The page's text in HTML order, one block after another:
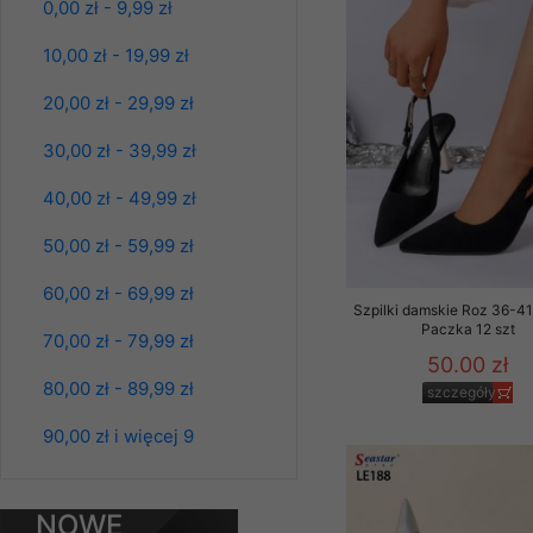
0,00 zł - 9,99 zł
10,00 zł - 19,99 zł
20,00 zł - 29,99 zł
30,00 zł - 39,99 zł
40,00 zł - 49,99 zł
50,00 zł - 59,99 zł
60,00 zł - 69,99 zł
70,00 zł - 79,99 zł
80,00 zł - 89,99 zł
90,00 zł i więcej 9
NOWE
szczegóły
skórzana Roz S-
5 szt
Szpilki damskie Roz 36-
Paczka 12 szt
50.00 zł
szczegóły
Klientów
ochronie danych
serwerach
pracownicy Sklepu.
Każdy Klient, który
ich weryfikacji,
Sklep nie
chyba że dzieje się
prawa organów
Nasz Sklep
przez nasz serwer i
jego indywidualnych
opcję przyjmowania
może wpłynąć na
• sesji
• ostatnio